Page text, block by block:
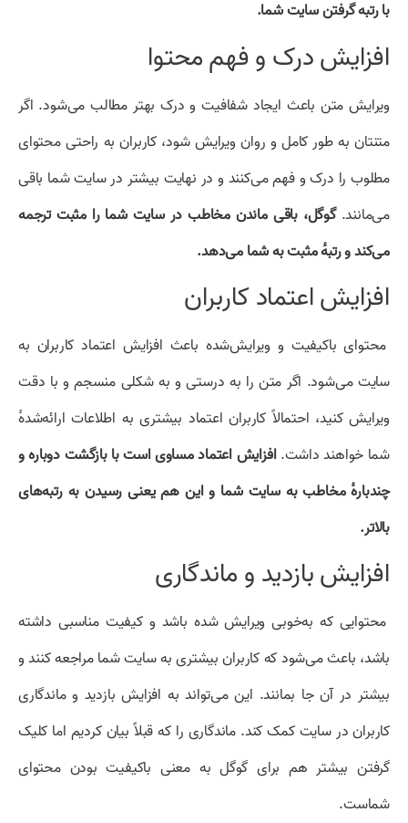
با رتبه گرفتن سایت شما.
افزایش درک و فهم محتوا
ویرایش متن باعث ایجاد شفافیت و درک بهتر مطالب می‌شود. اگر
متنتان به طور کامل و روان ویرایش شود، کاربران به راحتی محتوای
مطلوب را درک و فهم می‌کنند و در نهایت بیشتر در سایت شما باقی
می‌مانند.گوگل، باقی ماندن مخاطب در سایت شما را مثبت ترجمه
می‌کند و رتبهٔ مثبت به شما می‌دهد.
افزایش اعتماد کاربران
محتوای باکیفیت و ویرایش‌شده باعث افزایش اعتماد کاربران به
سایت می‌شود. اگر متن را به درستی و به شکلی منسجم و با دقت
ویرایش کنید، احتمالاً کاربران اعتماد بیشتری به اطلاعات ارائه‌شدهٔ
شما خواهند داشت.افزایش اعتماد مساوی است با بازگشت دوباره و
چندبارهٔ مخاطب به سایت شما و این هم یعنی رسیدن به رتبه‌های
بالاتر.
افزایش بازدید و ماندگاری
محتوایی که به‌خوبی ویرایش شده باشد و کیفیت مناسبی داشته
باشد، باعث می‌شود که کاربران بیشتری به سایت شما مراجعه کنند و
بیشتر در آن جا بمانند. این می‌تواند به افزایش بازدید و ماندگاری
کاربران در سایت کمک کند. ماندگاری را که قبلاً بیان کردیم اما کلیک
گرفتن بیشتر هم برای گوگل به معنی باکیفیت بودن محتوای
شماست.